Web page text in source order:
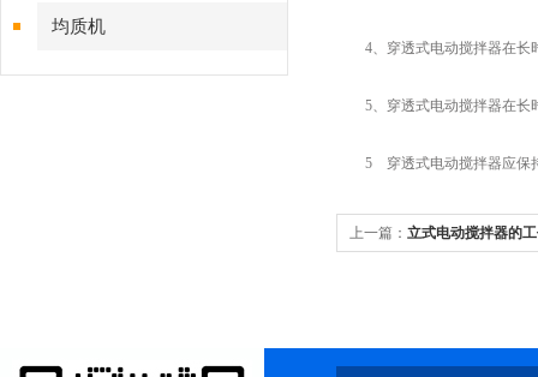
均质机
4、穿透式电动搅拌器在长
5、穿透式电动搅拌器在长
5 穿透式电动搅拌器应保持
上一篇： 立式电动搅拌器的